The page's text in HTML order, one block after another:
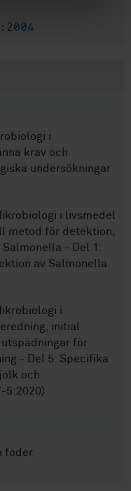
i
krav och
undersökningar
i livsmedel
metod för detektion,
- Del 1:
av Salmonella
i
initial
för
- Del 5: Specifika
och
5:2020)
foder